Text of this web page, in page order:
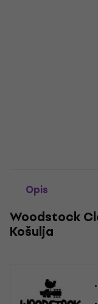
Opis
Woodstock
Košulja